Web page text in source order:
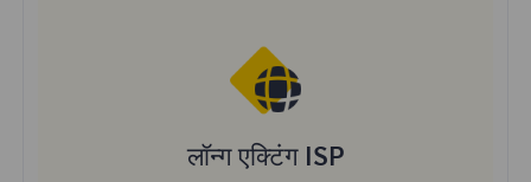
लॉन्ग एक्टिंग ISP